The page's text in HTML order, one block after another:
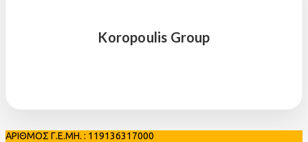
ΑΡΙΘΜΟΣ Γ.Ε.ΜΗ. : 119136317000